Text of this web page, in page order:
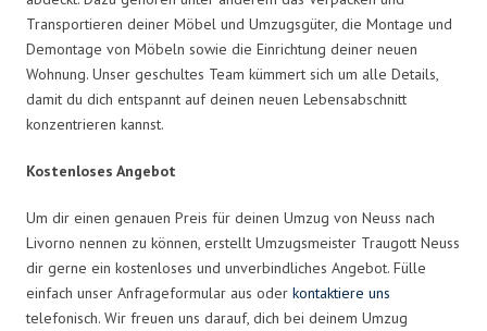
Transportieren deiner Möbel und Umzugsgüter, die Montage und
Demontage von Möbeln sowie die Einrichtung deiner neuen
Wohnung. Unser geschultes Team kümmert sich um alle Details,
damit du dich entspannt auf deinen neuen Lebensabschnitt
konzentrieren kannst.
Kostenloses Angebot
Um dir einen genauen Preis für deinen Umzug von Neuss nach
Livorno nennen zu können, erstellt Umzugsmeister Traugott Neuss
dir gerne ein kostenloses und unverbindliches Angebot. Fülle
einfach unser Anfrageformular aus oder kontaktiere uns
telefonisch. Wir freuen uns darauf, dich bei deinem Umzug